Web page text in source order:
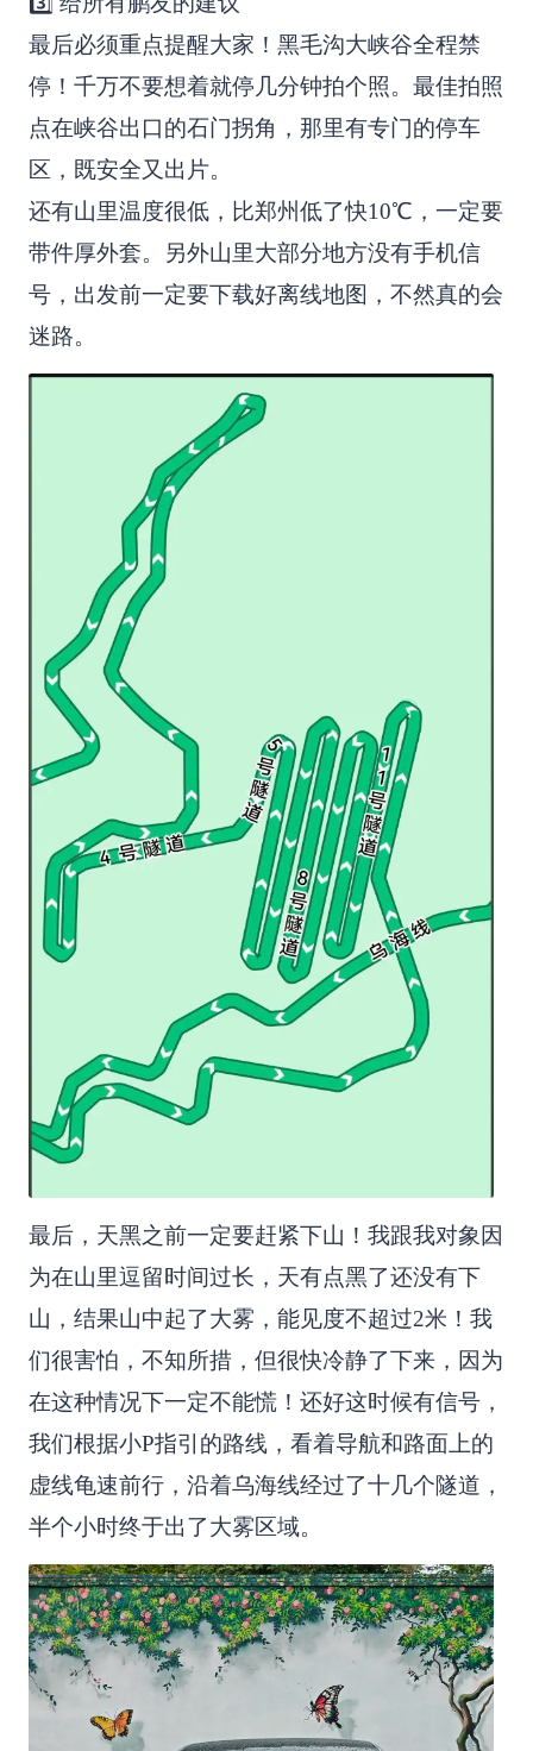
最后必须重点提醒大家！黑毛沟大峡谷全程禁
停！千万不要想着就停几分钟拍个照。最佳拍照
点在峡谷出口的石门拐角，那里有专门的停车
区，既安全又出片。
还有山里温度很低，比郑州低了快10℃，一定要
带件厚外套。另外山里大部分地方没有手机信
号，出发前一定要下载好离线地图，不然真的会
迷路。
最后，天黑之前一定要赶紧下山！我跟我对象因
为在山里逗留时间过长，天有点黑了还没有下
山，结果山中起了大雾，能见度不超过2米！我
们很害怕，不知所措，但很快冷静了下来，因为
在这种情况下一定不能慌！还好这时候有信号，
我们根据小P指引的路线，看着导航和路面上的
虚线龟速前行，沿着乌海线经过了十几个隧道，
半个小时终于出了大雾区域。